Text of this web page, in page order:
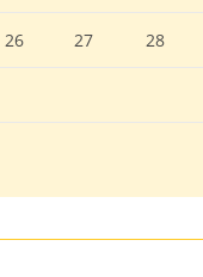
26 27 28